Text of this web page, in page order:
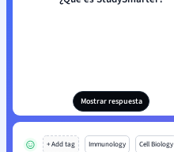
Mostrar respuesta
+ Add tag Immunology Cell Biology